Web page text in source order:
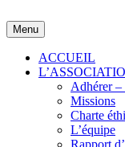
to
content
Menu
ACCUEIL
Adhérer
Missions
Charte
L’équipe
Rapport